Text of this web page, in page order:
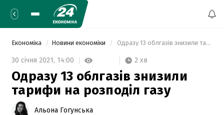
Економіка Новини економіки Одразу 13 облгазів знизили тарифи на розподіл газу
30 січня 2021, 14:00 2 хв
Одразу 13 облгазів знизили
тарифи на розподіл газу
Альона Гогунська